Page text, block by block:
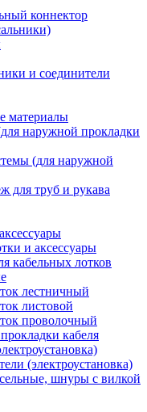
коннектор
и соединители
материалы
наружной прокладки
(для наружной
для труб и рукава
и аксессуары
кабельных лотков
лестничный
листовой
проволочный
кабеля
(электроустановка)
шнуры с вилкой